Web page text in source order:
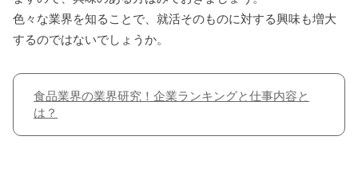
色々な業界を知ることで、就活そのものに対する興味も増大
するのではないでしょうか。
食品業界の業界研究！企業ランキングと仕事内容と
は？